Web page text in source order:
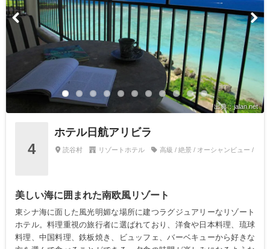
出典：jalan.net
4
ホテル日航アリビラ
読谷村 リゾートホテル 高級 / 絶景 / オーシャンビュー /
美しい海に囲まれた南欧風リゾート
東シナ海に面した風光明媚な場所に建つラグジュアリーなリゾート
ホテル。料理重視の旅行者に選ばれており、洋食や日本料理、琉球
料理、中国料理、鉄板焼き、ビュッフェ、バーベキューから好きな